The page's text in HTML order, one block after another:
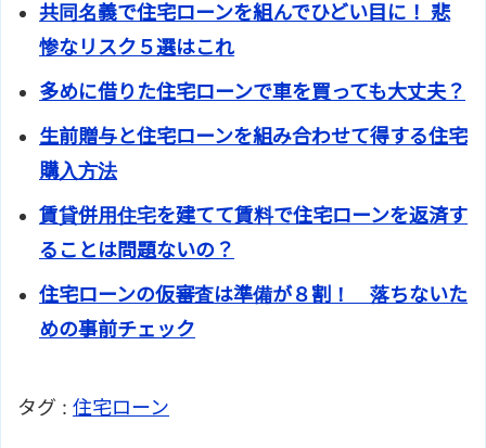
共同名義で住宅ローンを組んでひどい目に！ 悲
惨なリスク５選はこれ
多めに借りた住宅ローンで車を買っても大丈夫？
生前贈与と住宅ローンを組み合わせて得する住宅
購入方法
賃貸併用住宅を建てて賃料で住宅ローンを返済す
ることは問題ないの？
住宅ローンの仮審査は準備が８割！ 落ちないた
めの事前チェック
タグ : 住宅ローン